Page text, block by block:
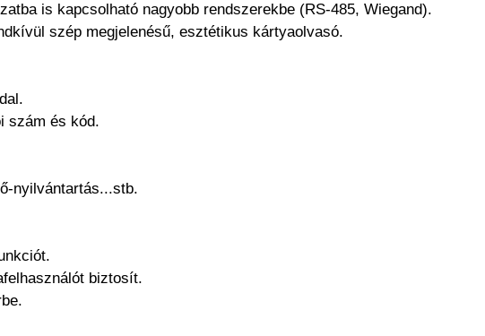
is kapcsolható nagyobb rendszerekbe (RS-485, Wiegand).
szép megjelenésű, esztétikus kártyaolvasó.
szám és kód.
nyilvántartás...stb.
biztosít.